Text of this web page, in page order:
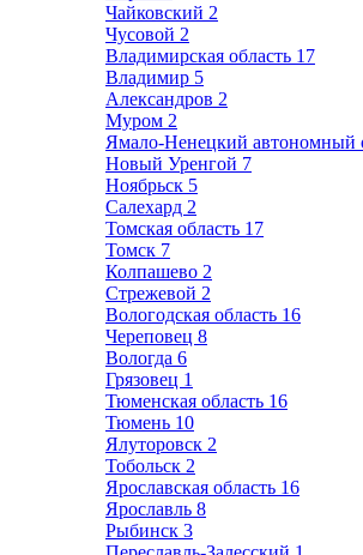
Чайковский 2
Чусовой 2
Владимирская область 17
Владимир 5
Александров 2
Муром 2
Ямало-Ненецкий автономный
Новый Уренгой 7
Ноябрьск 5
Салехард 2
Томская область 17
Томск 7
Колпашево 2
Стрежевой 2
Вологодская область 16
Череповец 8
Вологда 6
Грязовец 1
Тюменская область 16
Тюмень 10
Ялуторовск 2
Тобольск 2
Ярославская область 16
Ярославль 8
Рыбинск 3